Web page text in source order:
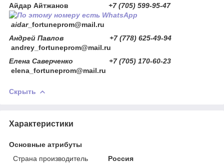
Айдар Айтжанов
+7 (705) 599-95-47
aidar_fortuneprom@mail.ru
Андрей Павлов +7 (778) 625-49-94
andrey_fortuneprom@mail.ru
Елена Саверченко +7 (705) 170-60-23
elena_fortuneprom@mail.ru
Скрыть
Характеристики
Основные атрибуты
Страна производитель
Россия